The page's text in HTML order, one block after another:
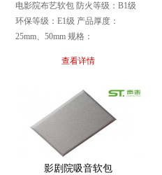
电影院布艺软包 防火等级：B1级
环保等级：E1级 产品厚度：
25mm、50mm 规格：
查看详情
影剧院吸音软包